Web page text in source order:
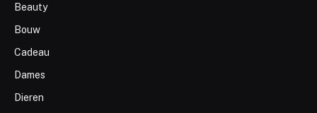
Beauty
Bouw
Cadeau
Dames
Dieren